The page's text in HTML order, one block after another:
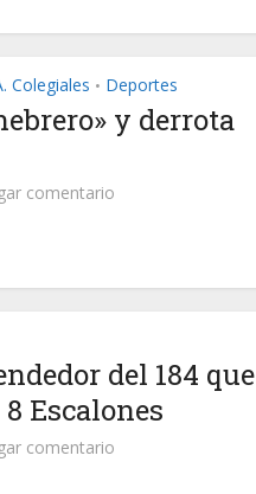
Colegiales • Deportes
y derrota
comentario
del 184 que
Escalones
comentario